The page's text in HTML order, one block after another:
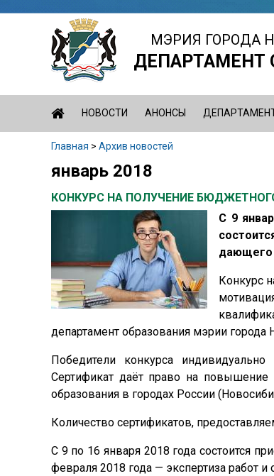
Jump
МЭРИЯ ГОРОДА
ДЕПАРТАМЕНТ
НОВОСТИ АНОНСЫ
Главная > Архив новостей
Back
top
январь 2018
КОНКУРС НА ПОЛУЧЕНИЕ
С 9
дающего
Конкурс
департамент образования мэрии города
Победители конкурса
Сертификат даёт право на повышение
образования в городах России
Количество сертификатов,
С 9 по 16 января 2018 года состоится
февраля 2018 года — экспертиза работ